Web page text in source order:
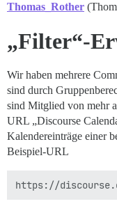
Thomas_Rother
„Filter“-
Wir haben mehrere
sind durch
sind Mitglied von mehr
URL „Discourse
Kalendereinträge einer
Beispiel-URL